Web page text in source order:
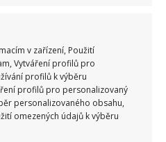
v zařízení, Použití
Vytváření profilů pro
profilů k výběru
profilů pro personalizovaný
personalizovaného obsahu,
omezených údajů k výběru